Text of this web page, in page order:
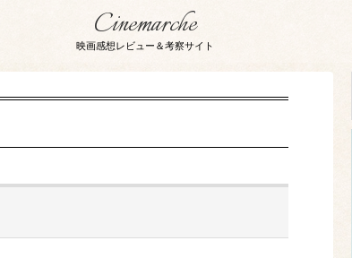
Cinemarche
映画感想レビュー＆考察サイト